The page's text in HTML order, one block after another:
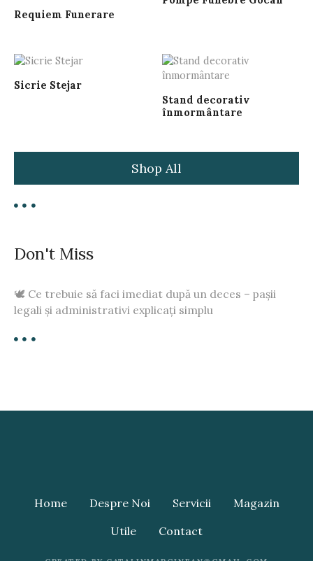
Requiem Funerare
Sicrie Stejar
Stand decorativ
înmormântare
Shop All
Don't Miss
🕊️ Ce trebuie să faci imediat după un deces – pașii
legali și administrativi explicați simplu
Home Despre Noi Servicii
Magazin
Utile
Contact